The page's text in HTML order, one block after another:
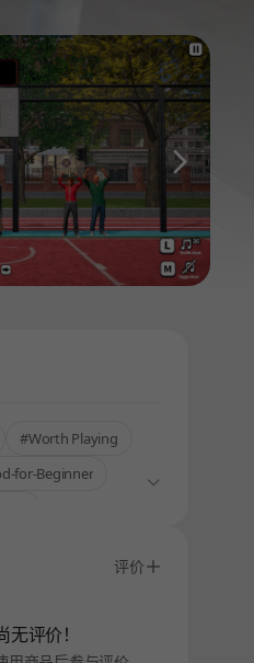
다음
#Worth Playing
for-Beginner
评价
无评价！